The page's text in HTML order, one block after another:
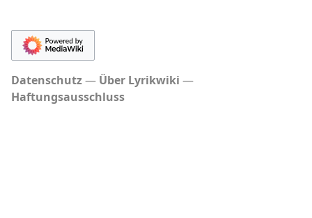
Datenschutz
Über Lyrikwiki
Haftungsausschluss